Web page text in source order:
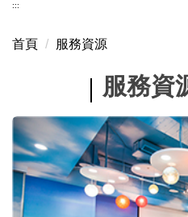
:::
首頁 服務資源
服務資